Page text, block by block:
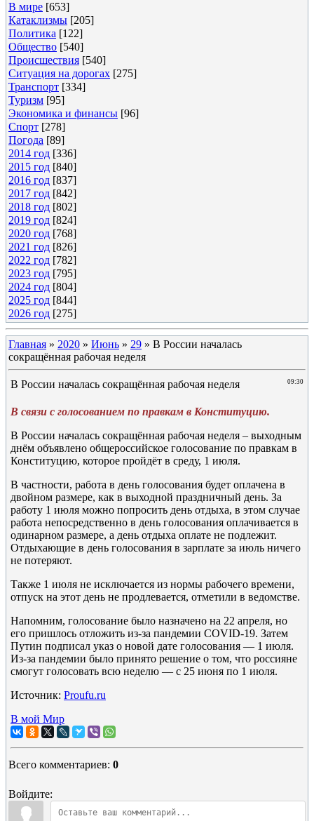
В мире [653]
Катаклизмы [205]
Политика [122]
Общество [540]
Происшествия [540]
Ситуация на дорогах [275]
Транспорт [334]
Туризм [95]
Экономика и финансы [96]
Спорт [278]
Погода [89]
2014 год [336]
2015 год [840]
2016 год [837]
2017 год [842]
2018 год [802]
2019 год [824]
2020 год [768]
2021 год [826]
2022 год [782]
2023 год [795]
2024 год [804]
2025 год [844]
2026 год [275]
Главная » 2020 » Июнь » 29 » В России началась
сокращённая рабочая неделя
09:30
В России началась сокращённая рабочая неделя
В связи с голосованием по правкам в Конституцию.
В России началась сокращённая рабочая неделя – выходным
днём объявлено общероссийское голосование по правкам в
Конституцию, которое пройдёт в среду, 1 июля.
В частности, работа в день голосования будет оплачена в
двойном размере, как в выходной праздничный день. За
работу 1 июля можно попросить день отдыха, в этом случае
работа непосредственно в день голосования оплачивается в
одинарном размере, а день отдыха оплате не подлежит.
Отдыхающие в день голосования в зарплате за июль ничего
не потеряют.
Также 1 июля не исключается из нормы рабочего времени,
отпуск на этот день не продлевается, отметили в ведомстве.
Напомним, голосование было назначено на 22 апреля, но
его пришлось отложить из-за пандемии COVID-19. Затем
Путин подписал указ о новой дате голосования — 1 июля.
Из-за пандемии было принято решение о том, что россияне
смогут голосовать всю неделю — с 25 июня по 1 июля.
Источник: Proufu.ru
В мой Мир
Всего комментариев: 0
Войдите: